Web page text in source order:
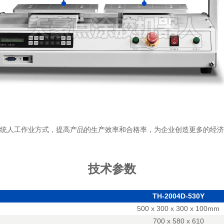
人工作业方式，提高产品的生产效率和合格率，为企业创造更多的经
技术参数
TH-2004D-530Y
500 x 300 x 300 x 100mm
700 x 580 x 610